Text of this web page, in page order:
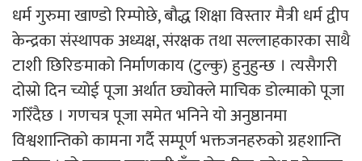
धर्म गुरुमा खाण्डो रिम्पोछे, बौद्ध शिक्षा विस्तार मैत्री धर्म द्वीप
केन्द्रका संस्थापक अध्यक्ष, संरक्षक तथा सल्लाहकारका साथै
टाशी छिरिङमाको निर्माणकाय (टुल्कु) हुनुहुन्छ । त्यसैगरी
दोस्रो दिन च्योई पूजा अर्थात छ्योक्ले माचिक डोल्माको पूजा
गरिँदैछ । गणचत्र पूजा समेत भनिने यो अनुष्ठानमा
विश्वशान्तिको कामना गर्दै सम्पूर्ण भक्तजनहरुको ग्रहशान्ति